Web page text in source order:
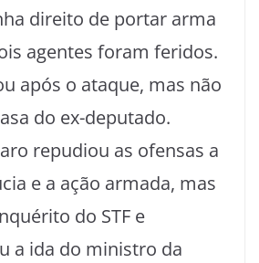
direito de portar arma
agentes foram feridos.
após o ataque, mas não
do ex-deputado.
repudiou as ofensas a
e a ação armada, mas
do STF e
a ida do ministro da